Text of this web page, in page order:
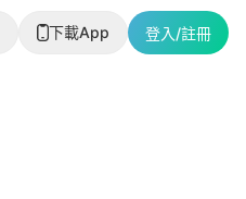
下載App 登入/註冊